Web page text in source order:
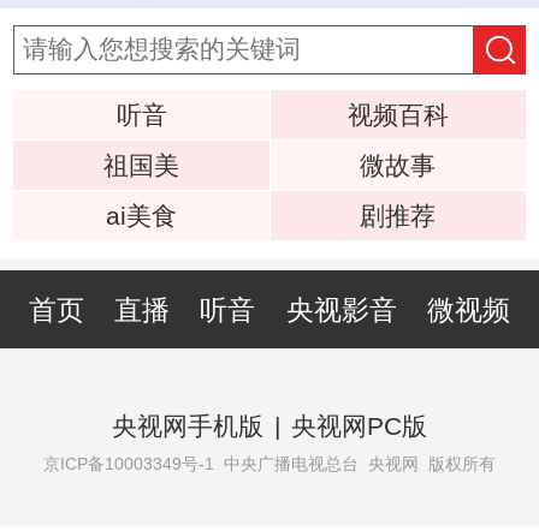
听音
视频百科
祖国美
微故事
ai美食
剧推荐
首页 直播 听音 央视影音 微视频
央视网手机版 | 央视网PC版
京ICP备10003349号-1 中央广播电视总台 央视网 版权所有